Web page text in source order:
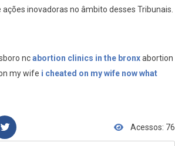
inovadoras no âmbito desses Tribunais.
ncabortion clinics in the bronxabortion
my wife i cheated on my wife now what
Acessos: 76